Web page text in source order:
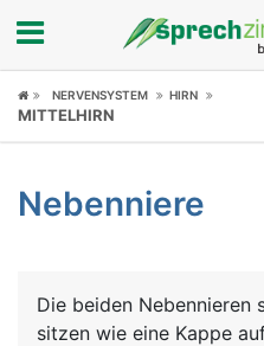
Fokus
Symptome
News
NERVENSYSTEM HIRN
MITTELHIRN
Nebenniere
Die beiden Nebennieren
sitzen wie eine Kappe